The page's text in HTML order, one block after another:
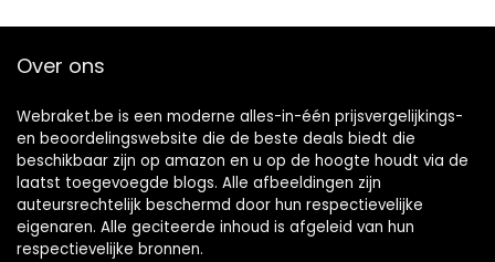
Over ons
Webraket.be is een moderne alles-in-één prijsvergelijkings-
en beoordelingswebsite die de beste deals biedt die
beschikbaar zijn op amazon en u op de hoogte houdt via de
laatst toegevoegde blogs. Alle afbeeldingen zijn
auteursrechtelijk beschermd door hun respectievelijke
eigenaren. Alle geciteerde inhoud is afgeleid van hun
respectievelijke bronnen.